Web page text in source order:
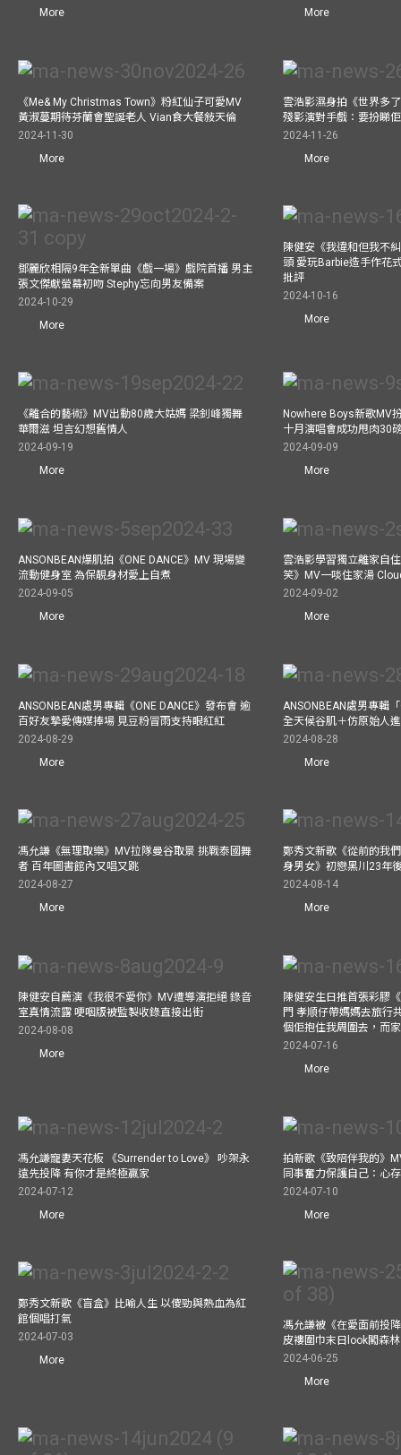
More More
《Me& My Christmas Town》粉紅仙子可愛MV
黃淑蔓期待芬蘭會聖誕老人 Vian食大餐敍天倫
2024-11-30
More
雲浩影濕身拍《世界多
殘影演對手戲：要扮睇
2024-11-26
More
鄧麗欣相隔9年全新單曲《戲一場》戲院首播 男主
張文傑獻螢幕初吻 Stephy忘向男友備案
2024-10-29
More
陳健安《我違和但我不
頭 愛玩Barbie造手作花
批評
2024-10-16
More
《離合的藝術》MV出動80歲大姑媽 梁釗峰獨舞
華爾滋 坦言幻想舊情人
2024-09-19
More
Nowhere Boys新歌MV
十月演唱會成功甩肉30
2024-09-09
More
ANSONBEAN爆肌拍《ONE DANCE》MV 現場變
流動健身室 為保靚身材愛上自煮
2024-09-05
More
雲浩影學習獨立離家自
笑》MV一啖住家湯
2024-09-02
More
ANSONBEAN處男專輯《ONE DANCE》發布會 逾
百好友摯愛傳媒捧場 見豆粉冒雨支持眼紅紅
2024-08-29
More
ANSONBEAN處男專輯
全天候谷肌＋仿原始人
2024-08-28
More
馮允謙《無理取樂》MV拉隊曼谷取景 挑戰泰國舞
者 百年圖書館內又唱又跳
2024-08-27
More
鄭秀文新歌《從前的我
身男女》初戀黑川23年
2024-08-14
More
陳健安自薦演《我很不愛你》MV遭導演拒絕 錄音
室真情流露 哽咽版被監製收錄直接出街
2024-08-08
More
陳健安生日推首張彩膠
門 孝順仔帶媽媽去旅行
個佢抱住我周圍去，而
2024-07-16
More
馮允謙寵妻天花板 《Surrender to Love》 吵架永
遠先投降 有你才是終極贏家
2024-07-12
More
拍新歌《致陪伴我的》
同事奮力保護自己：心
2024-07-10
More
鄭秀文新歌《盲盒》比喻人生 以傻勁與熱血為紅
館個唱打氣
2024-07-03
More
馮允謙被《在愛面前投
皮褸圍巾末日look闖森
2024-06-25
More